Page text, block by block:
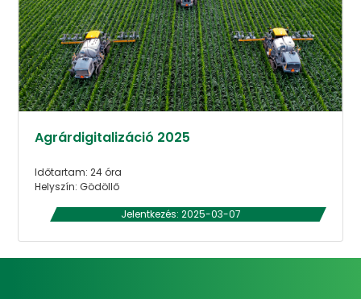
Agrárdigitalizáció 2025
Időtartam: 24 óra
Helyszín: Gödöllő
Jelentkezés: 2025-03-07